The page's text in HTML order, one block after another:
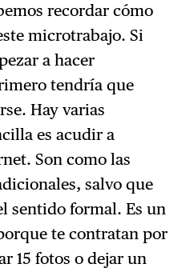
recordar cómo
microtrabajo. Si
a hacer
tendría que
Hay varias
es acudir a
Son como las
salvo que
sentido formal. Es un
te contratan por
15 fotos o dejar un